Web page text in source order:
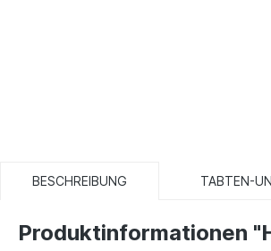
BESCHREIBUNG TABTEN-
Produktinformationen